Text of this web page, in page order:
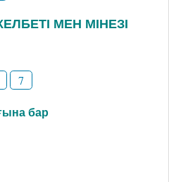
МЕН МІНЕЗІ
7
бар